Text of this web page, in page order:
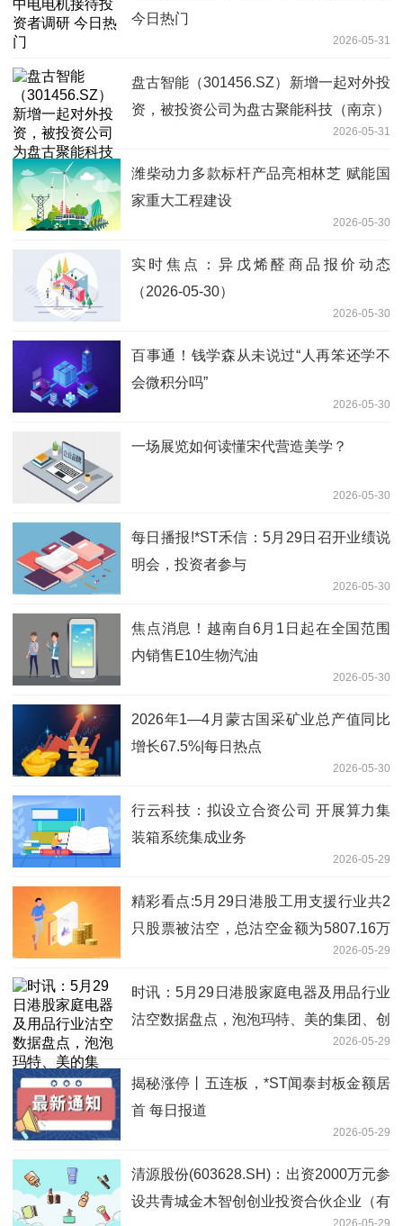
今日热门
2026-05-31
盘古智能（301456.SZ）新增一起对外投
资，被投资公司为盘古聚能科技（南京）
2026-05-31
潍柴动力多款标杆产品亮相林芝 赋能国
家重大工程建设
2026-05-30
实时焦点：异戊烯醛商品报价动态
（2026-05-30）
2026-05-30
百事通！钱学森从未说过“人再笨还学不
会微积分吗”
2026-05-30
一场展览如何读懂宋代营造美学？
2026-05-30
每日播报!*ST禾信：5月29日召开业绩说
明会，投资者参与
2026-05-30
焦点消息！越南自6月1日起在全国范围
内销售E10生物汽油
2026-05-30
2026年1—4月蒙古国采矿业总产值同比
增长67.5%|每日热点
2026-05-30
行云科技：拟设立合资公司 开展算力集
装箱系统集成业务
2026-05-29
精彩看点:5月29日港股工用支援行业共2
只股票被沽空，总沽空金额为5807.16万
2026-05-29
时讯：5月29日港股家庭电器及用品行业
沽空数据盘点，泡泡玛特、美的集团、创
2026-05-29
揭秘涨停丨五连板，*ST闻泰封板金额居
首 每日报道
2026-05-29
清源股份(603628.SH)：出资2000万元参
设共青城金木智创创业投资合伙企业（有
2026-05-29